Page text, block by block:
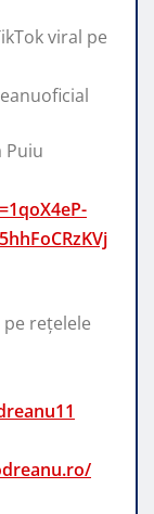
viral pe
Puiu
rețelele